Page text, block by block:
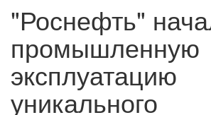
"Роснефть"
промышленную
эксплуатацию
уникального